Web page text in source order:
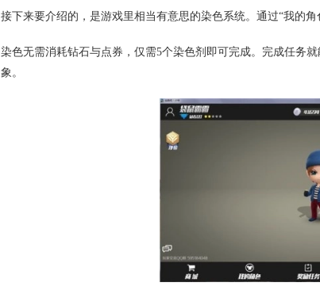
接下来要介绍的，是游戏里相当有意思的染色系统。通过“我的
染色无需消耗钻石与点券，仅需5个染色剂即可完成。完成任务
象。